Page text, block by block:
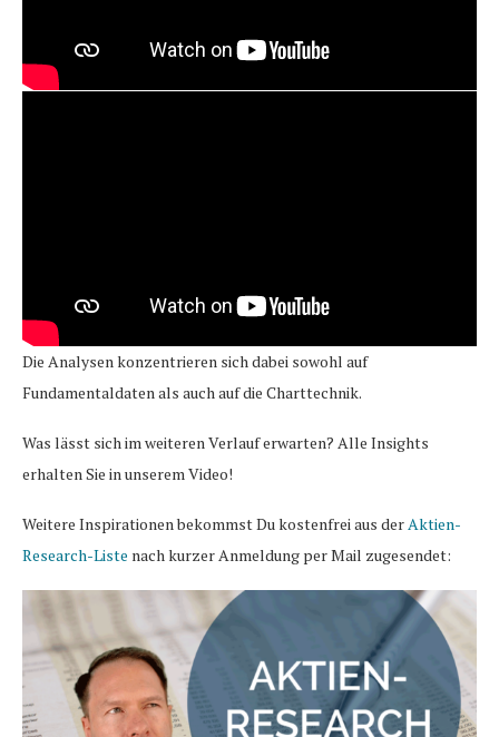
Die Analysen konzentrieren sich dabei sowohl auf
Fundamentaldaten als auch auf die Charttechnik.
Was lässt sich im weiteren Verlauf erwarten? Alle Insights
erhalten Sie in unserem Video!
Weitere Inspirationen bekommst Du kostenfrei aus derAktien-
Research-Liste nach kurzer Anmeldung per Mail zugesendet: